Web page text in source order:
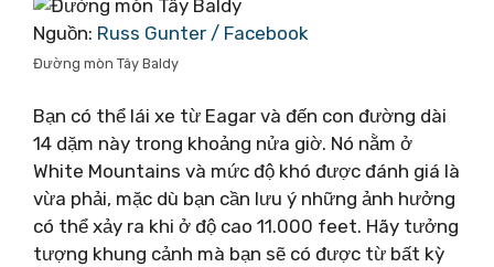
Nguồn: Russ Gunter / Facebook
Đường mòn Tây Baldy
Bạn có thể lái xe từ Eagar và đến con đường dài
14 dặm này trong khoảng nửa giờ. Nó nằm ở
White Mountains và mức độ khó được đánh giá là
vừa phải, mặc dù bạn cần lưu ý những ảnh hưởng
có thể xảy ra khi ở độ cao 11.000 feet. Hãy tưởng
tượng khung cảnh mà bạn sẽ có được từ bất kỳ